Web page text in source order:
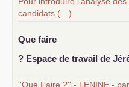
candidats (…)
Que faire
? Espace de travail de
''Que Faire ?'' - LENINE -